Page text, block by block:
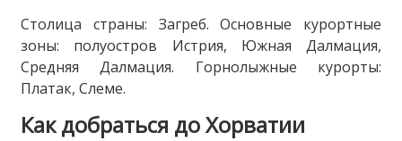
Столица страны: Загреб. Основные курортные
зоны: полуостров Истрия, Южная Далмация,
Средняя Далмация. Горнолыжные курорты:
Платак, Слеме.
Как добраться до Хорватии